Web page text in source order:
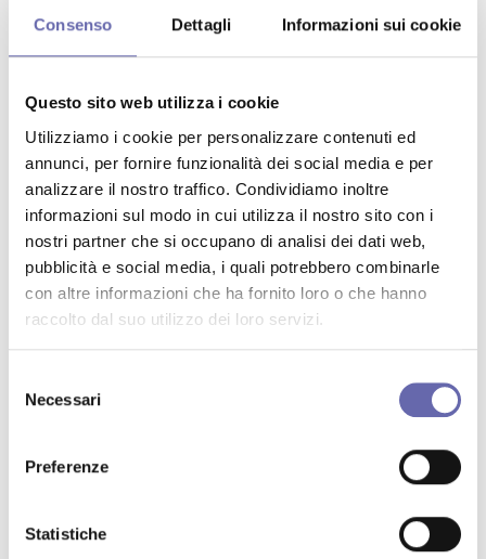
Consenso Dettagli Informazioni sui cookie
Questo sito web utilizza i cookie
Utilizziamo i cookie per personalizzare contenuti ed
annunci, per fornire funzionalità dei social media e per
analizzare il nostro traffico. Condividiamo inoltre
informazioni sul modo in cui utilizza il nostro sito con i
nostri partner che si occupano di analisi dei dati web,
pubblicità e social media, i quali potrebbero combinarle
con altre informazioni che ha fornito loro o che hanno
raccolto dal suo utilizzo dei loro servizi.
delNecessari
Preferenze
Statistiche
Potrebbe interessarti anche
domenica 22 febbraio
Al via l’Isee antifrode. Dalle
servirà più presentarlo
sabato 21 febbraio
antonionaddeo.blog
Aumento stipendi sanità, arriva
l’ok per medici e altri dirigenti con
il nuovo Ccnl
sabato 14 febbraio
antonionaddeo.blog
Il Ministero dell’Istruzione
prezzi scontati
Sole 24
bocciato e a che punto siamo
venerdì 6 febbraio
Via libera della Camera al